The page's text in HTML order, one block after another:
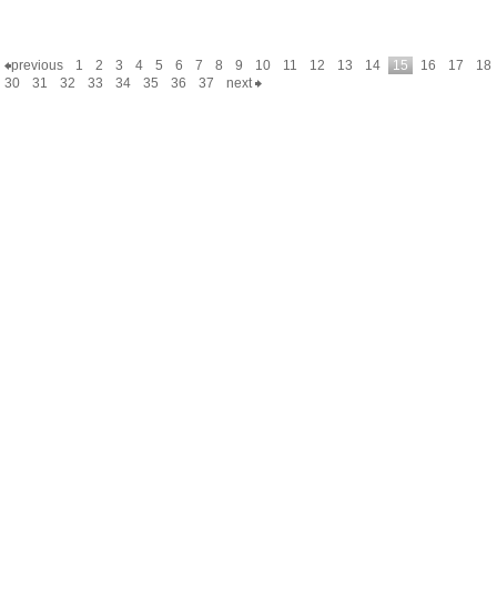
previous 1 2 3 4 5 6 7 8 9 10 11 12 13 14 15 16 17
18
30
31 32 33 34 35 36 37 next